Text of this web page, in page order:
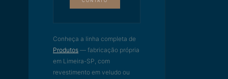
Conheça a linha completa de
Produtos — fabricação própria
em Limeira-SP, com
revestimento em veludo ou